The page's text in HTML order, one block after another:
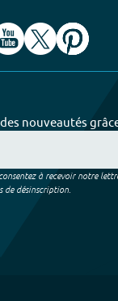
nouveautés
à recevoir notre
de désinscription.